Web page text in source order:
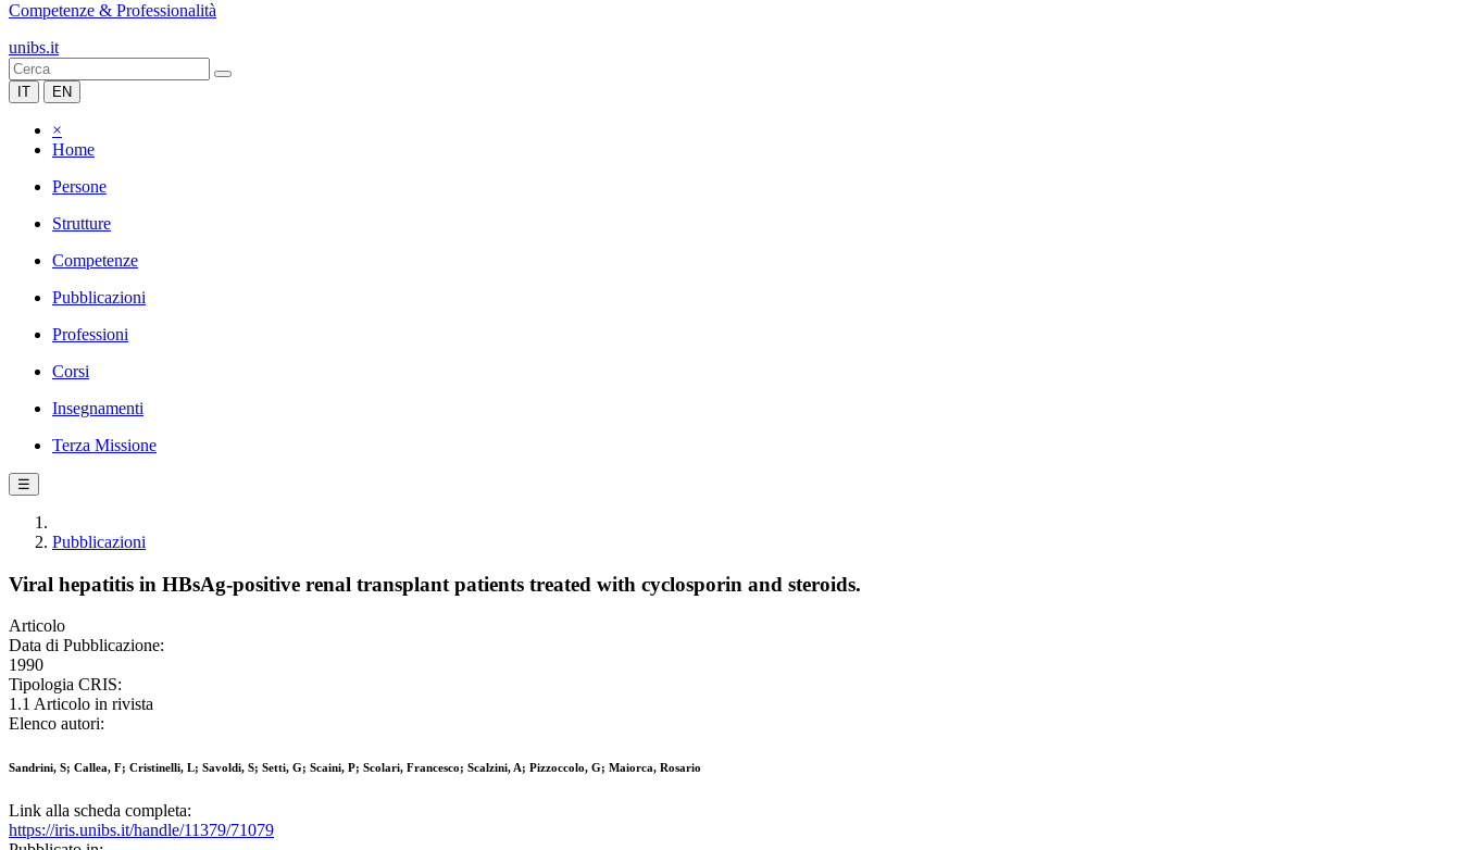
Competenze & Professionalità
unibs.it
IT EN
×
Home
Persone
Strutture
Competenze
Pubblicazioni
Professioni
Corsi
Insegnamenti
Terza Missione
☰
Pubblicazioni
Viral hepatitis in HBsAg-positive renal transplant patients treated with cyclosporin and steroids.
Articolo
Data di Pubblicazione:
1990
Tipologia CRIS:
1.1 Articolo in rivista
Elenco autori:
Sandrini, S; Callea, F; Cristinelli, L; Savoldi, S; Setti, G; Scaini, P; Scolari, Francesco; Scalzini, A; Pizzoccolo, G; Maiorca, Rosario
Link alla scheda completa:
https://iris.unibs.it/handle/11379/71079